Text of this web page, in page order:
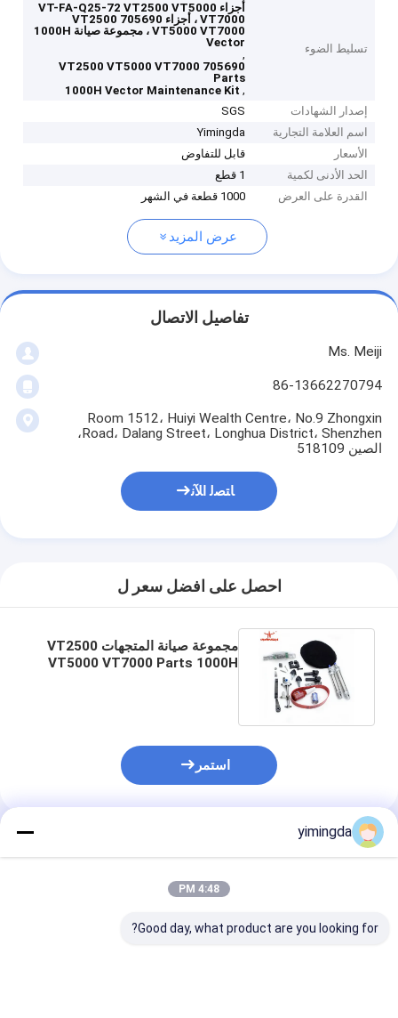
تسليط الضوء
أجزاء VT-FA-Q25-72 VT2500 VT5000
VT7000 ، أجزاء 705690 VT2500
VT5000 VT7000 ، مجموعة صيانة 1000H
Vector
,
705690 VT2500 VT5000 VT7000
Parts
,
1000H Vector Maintenance Kit
إصدار الشهادات
SGS
اسم العلامة التجارية
Yimingda
الأسعار
قابل للتفاوض
الحد الأدنى لكمية
1 قطع
القدرة على العرض
1000 قطعة في الشهر
عرض المزيد
تفاصيل الاتصال
Ms. Meiji
86-13662270794
Room 1512، Huiyi Wealth Centre، No.9 Zhongxin
Road، Dalang Street، Longhua District، Shenzhen،
الصين 518109
ﺎﺘﺼﻟ ﺍﻶﻧ
احصل على افضل سعر ل
مجموعة صيانة المتجهات VT2500
VT5000 VT7000 Parts 1000H
استمر
المنتجات الموصى بها
yimingda
4:48 PM
Good day, what product are you looking for?